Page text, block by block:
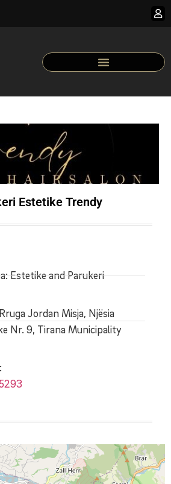
Estetike Trendy
Estetike and Parukeri
Rruga Jordan Misja, Njësia
Nr. 9, Tirana Municipality